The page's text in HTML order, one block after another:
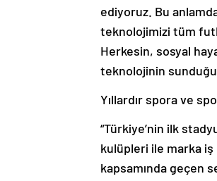
ediyoruz. Bu
teknolojimizi tüm
Herkesin, sosyal
teknolojinin
Yıllardır spora ve
“Türkiye’nin ilk
kulüpleri ile marka
kapsamında geçen